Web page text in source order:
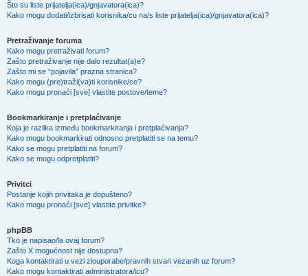
Što su liste prijatelja(ica)/gnjavatora(ica)?
Kako mogu dodati/izbrisati korisnika/cu na/s liste prijatelja(ica)/gnjavatora(ica)?
Pretraživanje foruma
Kako mogu pretraživati forum?
Zašto pretraživanje nije dalo rezultat(a)e?
Zašto mi se “pojavila” prazna stranica?
Kako mogu (pre)traži(va)ti korisnike/ce?
Kako mogu pronaći [sve] vlastite postove/teme?
Bookmarkiranje i pretplaćivanje
Koja je razlika između bookmarkiranja i pretplaćivanja?
Kako mogu bookmarkirati odnosno pretplatiti se na temu?
Kako se mogu pretplatiti na forum?
Kako se mogu odpretplatiti?
Privitci
Postanje kojih privitaka je dopušteno?
Kako mogu pronaći [sve] vlastite privitke?
phpBB
Tko je napisao/la ovaj forum?
Zašto X mogućnost nije dostupna?
Koga kontaktirati u vezi zlouporabe/pravnih stvari vezanih uz forum?
Kako mogu kontaktirati administratora/icu?